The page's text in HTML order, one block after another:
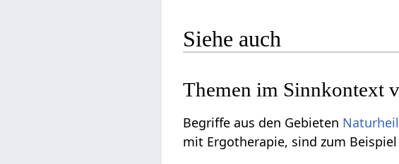
Siehe auch
Themen im Sinnkontext
Begriffe aus den Gebieten
mit Ergotherapie, sind zum Beispiel